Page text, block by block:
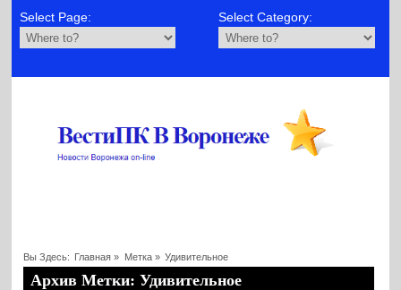
Select Page: Select Category:
Вы Здесь: Главная » Метка » Удивительное
Архив Метки: Удивительное